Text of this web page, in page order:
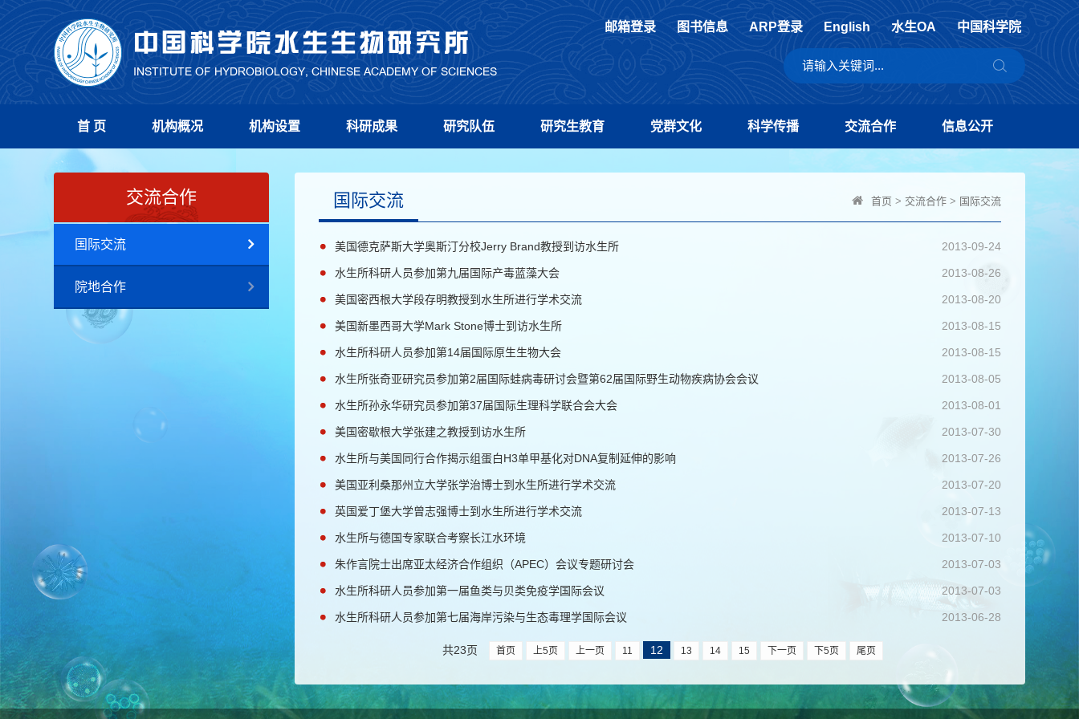
邮箱登录 图书信息 ARP登录 English 水生OA 中国科学院
首 页 机构概况 机构设置 科研成果 研究队伍 研究生教育 党群文化 科学传播 交流合作 信息公开
交流合作
国际交流
院地合作
国际交流 首页 > 交流合作 > 国际交流
2013-09-24
美国德克萨斯大学奥斯汀分校Jerry Brand教授到访水生所
2013-08-26
水生所科研人员参加第九届国际产毒蓝藻大会
2013-08-20
美国密西根大学段存明教授到水生所进行学术交流
2013-08-15
美国新墨西哥大学Mark Stone博士到访水生所
2013-08-15
水生所科研人员参加第14届国际原生生物大会
2013-08-05
水生所张奇亚研究员参加第2届国际蛙病毒研讨会暨第62届国际野生动物疾病协会会议
2013-08-01
水生所孙永华研究员参加第37届国际生理科学联合会大会
2013-07-30
美国密歇根大学张建之教授到访水生所
2013-07-26
水生所与美国同行合作揭示组蛋白H3单甲基化对DNA复制延伸的影响
2013-07-20
美国亚利桑那州立大学张学治博士到水生所进行学术交流
2013-07-13
英国爱丁堡大学曾志强博士到水生所进行学术交流
2013-07-10
水生所与德国专家联合考察长江水环境
2013-07-03
朱作言院士出席亚太经济合作组织（APEC）会议专题研讨会
2013-07-03
水生所科研人员参加第一届鱼类与贝类免疫学国际会议
2013-06-28
水生所科研人员参加第七届海岸污染与生态毒理学国际会议
共23页 首页 上5页 上一页 11 12 13 14 15 下一页 下5页 尾页